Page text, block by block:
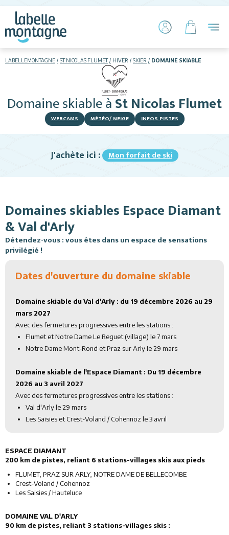
LABELLEMONTAGNE ST NICOLAS FLUMET HIVER SKIER DOMAINE SKIABLE
Domaine skiableàSt Nicolas Flumet
WEBCAMS MÉTÉO/ NEIGE INFOS PISTES
Restaurants
Activités
Services
J'achète ici : Mon forfait de ski
Domaines skiables Espace Diamant
& Val d'Arly
Détendez-vous : vous êtes dans un espace de sensations
privilégié !
Dates d'ouverture du domaine skiable
Domaine skiable du Val d'Arly : du 19 décembre 2026 au 29
mars 2027
Avec des fermetures progressives entre les stations :
Flumet et Notre Dame Le Reguet (village) le 7 mars
Notre Dame Mont-Rond et Praz sur Arly le 29 mars
Domaine skiable de l'Espace Diamant : Du 19 décembre
2026 au 3 avril 2027
Avec des fermetures progressives entre les stations :
Val d'Arly le 29 mars
Les Saisies et Crest-Voland / Cohennoz le 3 avril
ESPACE DIAMANT
200 km de pistes, reliant 6 stations-villages skis aux pieds
FLUMET, PRAZ SUR ARLY, NOTRE DAME DE BELLECOMBE
Crest-Voland / Cohennoz
Les Saisies / Hauteluce
DOMAINE VAL D'ARLY
90 km de pistes, reliant 3 stations-villages skis :